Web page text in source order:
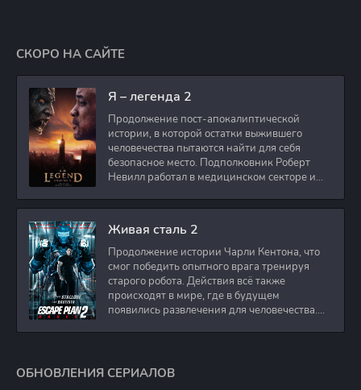
СКОРО НА САЙТЕ
Я – легенда 2
Продолжение пост-апокалиптической
истории, в которой остатки выжившего
человечества пытаются найти для себя
безопасное место. Подполковник Роберт
Невилл работал в медицинском секторе и
Живая сталь 2
Продолжение истории Чарли Кентона, что
смог победить опытного врага тренируя
старого робота. Действия всё также
происходят в мире, где в будущем
появились развлечения для человечества.
ОБНОВЛЕНИЯ СЕРИАЛОВ